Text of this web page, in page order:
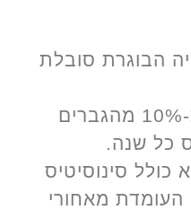
הבוגרת סובלת
כ-17% מהנשים וכ-10% מהגברים
כל שנה.
כולל סינוסיטיס
העומדת מאחורי